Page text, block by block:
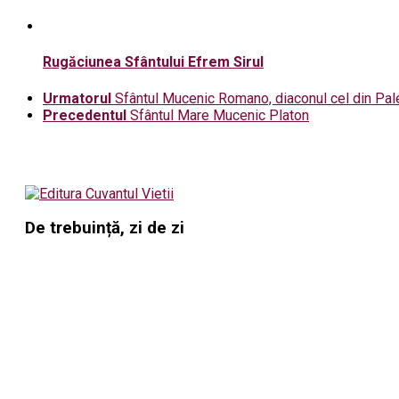
Rugăciunea Sfântului Efrem Sirul
Urmatorul Sfântul Mucenic Romano, diaconul cel din
Precedentul Sfântul Mare Mucenic Platon
De trebuință, zi de zi